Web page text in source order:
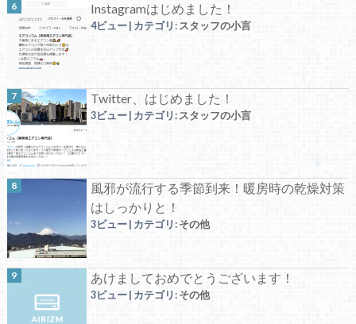
Instagramはじめました！
4ビュー| カテゴリ: スタッフの小言
Twitter、はじめました！
3ビュー| カテゴリ: スタッフの小言
風邪が流行する季節到来！暖房時の乾燥対策
はしっかりと！
3ビュー| カテゴリ:その他
あけましておめでとうございます！
3ビュー| カテゴリ:その他